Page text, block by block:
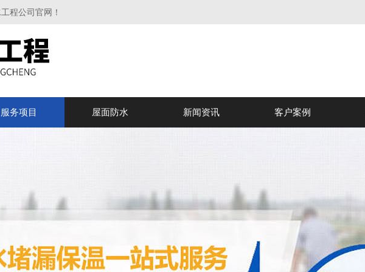
程公司官网！
服务项目 屋面防水 新闻资讯 客户案例